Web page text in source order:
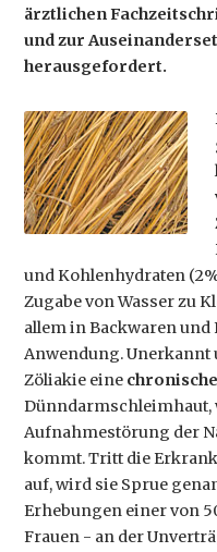
ärztlichen
und zur
herausgefordert.
und Kohlenhydraten
Zugabe von Wasser zu
allem in Backwaren
Anwendung.
Zöliakie eine
Dünndarmschleimhaut,
Aufnahmestörung der
kommt. Tritt die
auf, wird sie Sprue
Erhebungen einer von
Frauen - an der